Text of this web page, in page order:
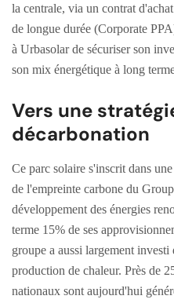
la centrale, via un contrat
de longue durée (Corporate
à Urbasolar de sécuriser son
son mix énergétique à long
Vers une
décarbonation
Ce parc solaire s'inscrit dans
de l'empreinte carbone du
développement des énergies
terme 15% de ses
groupe a aussi largement investi
production de chaleur. Près de
nationaux sont aujourd'hui